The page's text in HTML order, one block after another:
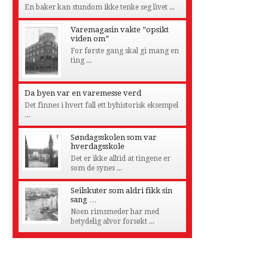
En baker kan stundom ikke tenke seg livet ...
Varemagasin vakte ”opsikt
viden om”
For første gang skal gi mang en
ting ...
Da byen var en varemesse verd
Det finnes i hvert fall ett byhistorisk eksempel
...
Søndagsskolen som var
hverdagsskole
Det er ikke alltid at tingene er
som de synes ...
Seilskuter som aldri fikk sin
sang …
Noen rimsmeder har med
betydelig alvor forsøkt ...